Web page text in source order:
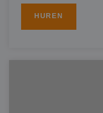
HUREN